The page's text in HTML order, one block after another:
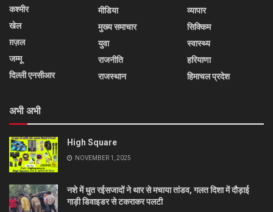
कश्मीर
खेल
ग़ज़ल
जम्मू
दिल्ली एनसीआर
मीडिया
मुख्य समाचार
युवा
राजनीति
राजस्थान
व्यापार
सिक्किम
स्वास्थ्य
हरियाणा
हिमाचल प्रदेश
अभी अभी
High Square
NOVEMBER 1, 2025
नशे में धुत रईसजादों ने थार से मचाया तांडव, गलत दिशा में दौड़ाई
गाड़ी डिवाइडर से टकराकर पलटी